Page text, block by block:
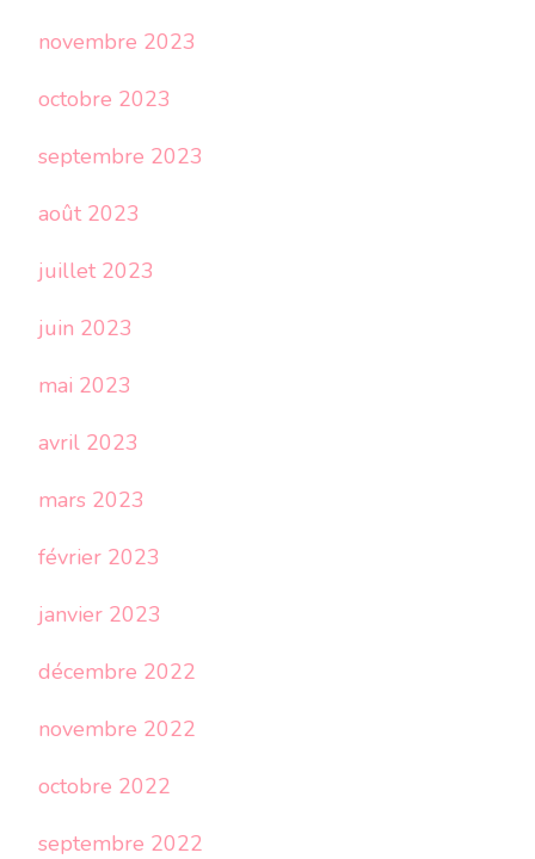
novembre 2023
octobre 2023
septembre 2023
août 2023
juillet 2023
juin 2023
mai 2023
avril 2023
mars 2023
février 2023
janvier 2023
décembre 2022
novembre 2022
octobre 2022
septembre 2022